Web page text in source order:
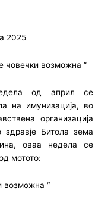
2025
човечки возможна “
од април се
на имунизација, во
организација
Битола зема
оваа недела се
мотото:
возможна “